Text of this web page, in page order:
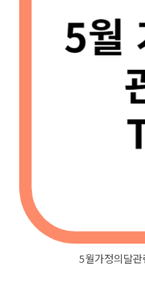
5월가정의달